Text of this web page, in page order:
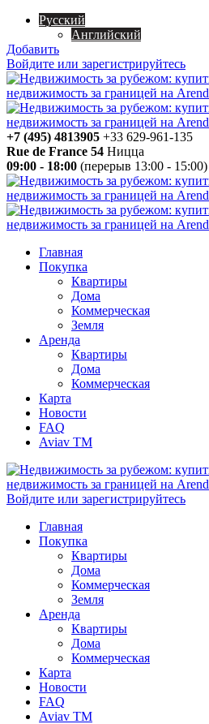
Русский
Английский
Добавить
Войдите или зарегистрируйтесь
+7 (495) 4813905 +33 629-961-135
Rue de France 54 Ницца
09:00 - 18:00 (перерыв 13:00 - 15:00)
Главная
Покупка
Квартиры
Дома
Коммерческая
Земля
Аренда
Квартиры
Дома
Коммерческая
Карта
Новости
FAQ
Aviav TM
Войдите или зарегистрируйтесь
Главная
Покупка
Квартиры
Дома
Коммерческая
Земля
Аренда
Квартиры
Дома
Коммерческая
Карта
Новости
FAQ
Aviav TM